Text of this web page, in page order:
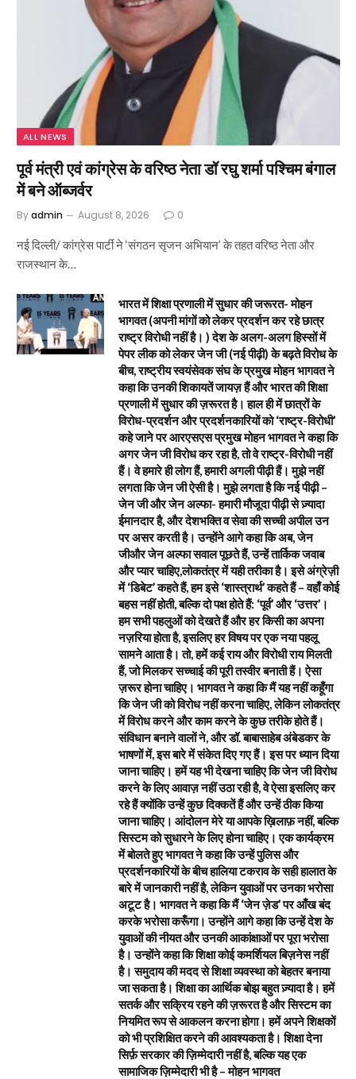
ALL NEWS
पूर्व मंत्री एवं कांग्रेस के वरिष्ठ नेता डॉ रघु शर्मा पश्चिम बंगाल
में बने ऑब्जर्वर
Byadmin August 8, 2026 0
नई दिल्ली/ कांग्रेस पार्टी ने ‘संगठन सृजन अभियान’ के तहत वरिष्ठ नेता और
राजस्थान के…
भारत में शिक्षा प्रणाली में सुधार की जरूरत- मोहन
भागवत (अपनी मांगों को लेकर प्रदर्शन कर रहे छात्र
राष्ट्र विरोधी नहीं है। ) देश के अलग-अलग हिस्सों में
पेपर लीक को लेकर जेन जी (नई पीढ़ी) के बढ़ते विरोध के
बीच, राष्ट्रीय स्वयंसेवक संघ के प्रमुख मोहन भागवत ने
कहा कि उनकी शिकायतें जायज़ हैं और भारत की शिक्षा
प्रणाली में सुधार की ज़रूरत है। हाल ही में छात्रों के
विरोध-प्रदर्शन और प्रदर्शनकारियों को ‘राष्ट्र-विरोधी’
कहे जाने पर आरएसएस प्रमुख मोहन भागवत ने कहा कि
अगर जेन जी विरोध कर रहा है, तो वे राष्ट्र-विरोधी नहीं
हैं। वे हमारे ही लोग हैं, हमारी अगली पीढ़ी हैं। मुझे नहीं
लगता कि जेन जी ऐसी है। मुझे लगता है कि नई पीढ़ी –
जेन जी और जेन अल्फा- हमारी मौजूदा पीढ़ी से ज़्यादा
ईमानदार है, और देशभक्ति व सेवा की सच्ची अपील उन
पर असर करती है। उन्होंने आगे कहा कि अब, जेन
जीऔर जेन अल्फा सवाल पूछते हैं, उन्हें तार्किक जवाब
और प्यार चाहिए,लोकतंत्र में यही तरीका है। इसे अंग्रेज़ी
में ‘डिबेट’ कहते हैं, हम इसे ‘शास्त्रार्थ’ कहते हैं – वहाँ कोई
बहस नहीं होती, बल्कि दो पक्ष होते हैं: ‘पूर्व’ और ‘उत्तर’।
हम सभी पहलुओं को देखते हैं और हर किसी का अपना
नज़रिया होता है, इसलिए हर विषय पर एक नया पहलू
सामने आता है। तो, हमें कई राय और विरोधी राय मिलती
हैं, जो मिलकर सच्चाई की पूरी तस्वीर बनाती हैं। ऐसा
ज़रूर होना चाहिए। भागवत ने कहा कि मैं यह नहीं कहूँगा
कि जेन जी को विरोध नहीं करना चाहिए, लेकिन लोकतंत्र
में विरोध करने और काम करने के कुछ तरीके होते हैं।
संविधान बनाने वालों ने, और डॉ. बाबासाहेब अंबेडकर के
भाषणों में, इस बारे में संकेत दिए गए हैं। इस पर ध्यान दिया
जाना चाहिए। हमें यह भी देखना चाहिए कि जेन जी विरोध
करने के लिए आवाज़ नहीं उठा रही है, वे ऐसा इसलिए कर
रहे हैं क्योंकि उन्हें कुछ दिक्कतें हैं और उन्हें ठीक किया
जाना चाहिए। आंदोलन मेरे या आपके ख़िलाफ़ नहीं, बल्कि
सिस्टम को सुधारने के लिए होना चाहिए। एक कार्यक्रम
में बोलते हुए भागवत ने कहा कि उन्हें पुलिस और
प्रदर्शनकारियों के बीच हालिया टकराव के सही हालात के
बारे में जानकारी नहीं है, लेकिन युवाओं पर उनका भरोसा
अटूट है। भागवत ने कहा कि मैं ‘जेन ज़ेड’ पर आँख बंद
करके भरोसा करूँगा। उन्होंने आगे कहा कि उन्हें देश के
युवाओं की नीयत और उनकी आकांक्षाओं पर पूरा भरोसा
है। उन्होंने कहा कि शिक्षा कोई कमर्शियल बिज़नेस नहीं
है। समुदाय की मदद से शिक्षा व्यवस्था को बेहतर बनाया
जा सकता है। शिक्षा का आर्थिक बोझ बहुत ज़्यादा है। हमें
सतर्क और सक्रिय रहने की ज़रूरत है और सिस्टम का
नियमित रूप से आकलन करना होगा। हमें अपने शिक्षकों
को भी प्रशिक्षित करने की आवश्यकता है। शिक्षा देना
सिर्फ़ सरकार की ज़िम्मेदारी नहीं है, बल्कि यह एक
सामाजिक ज़िम्मेदारी भी है – मोहन भागवत